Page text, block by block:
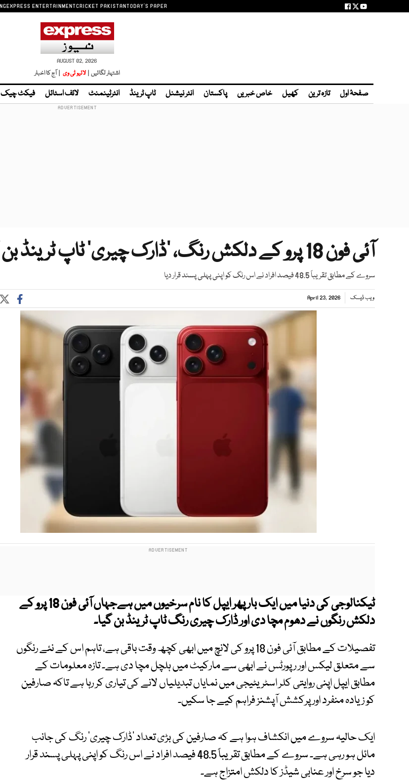
EXPRESS ENTERTAINMENTCRICKET PAKISTANTODAY'S PAPER
AUGUST 02, 2026
اشتہار لگائیں | لائیو ٹی وی | آج کا اخبار
صفحۂ اول تازہ ترین کھیل خاص خبریں پاکستان انٹر نیشنل ٹاپ ٹرینڈ انٹرٹینمنٹ لائف اسٹائل فیکٹ چیک
آئی فون 18 پرو کے دلکش رنگ، ‘ڈارک چیری’ ٹاپ ٹرینڈ بن گیا
سروے کے مطابق تقریباً 48.5 فیصد افراد نے اس رنگ کو اپنی پہلی پسند قرار دیا
ویب ڈیسک April 23, 2026
ٹیکنالوجی کی دنیا میں ایک بار پھر ایپل کا نام سرخیوں میں ہےجہاں آئی فون 18 پرو کے
دلکش رنگوں نے دھوم مچا دی اور ڈارک چیری رنگ ٹاپ ٹرینڈ بن گیا۔
تفصیلات کے مطابق آئی فون 18 پرو کی لانچ میں ابھی کچھ وقت باقی ہے، تاہم اس کے نئے رنگوں
سے متعلق لیکس اور رپورٹس نے ابھی سے مارکیٹ میں ہلچل مچا دی ہے۔ تازہ معلومات کے
مطابق ایپل اپنی روایتی کلر اسٹریٹیجی میں نمایاں تبدیلیاں لانے کی تیاری کر رہا ہے تاکہ صارفین
کو زیادہ منفرد اور پرکشش آپشنز فراہم کیے جا سکیں۔
ایک حالیہ سروے میں انکشاف ہوا ہے کہ صارفین کی بڑی تعداد ‘ڈارک چیری’ رنگ کی جانب
مائل ہو رہی ہے۔ سروے کے مطابق تقریباً 48.5 فیصد افراد نے اس رنگ کو اپنی پہلی پسند قرار
دیا جو سرخ اور عنابی شیڈز کا دلکش امتزاج ہے۔